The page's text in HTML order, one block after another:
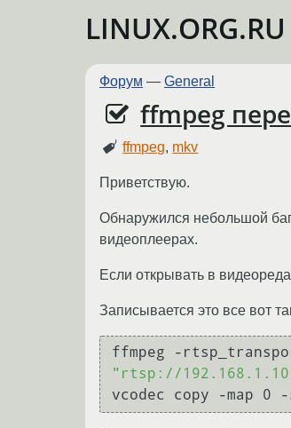
LINUX.ORG.RU
Форум — General
ffmpeg
ffmpeg, mkv
Приветствую.
Обнаружился небольшой
видеоплеерах.
Если открывать в
Записывается это все вот
"rtsp://
vcodec copy -map 0